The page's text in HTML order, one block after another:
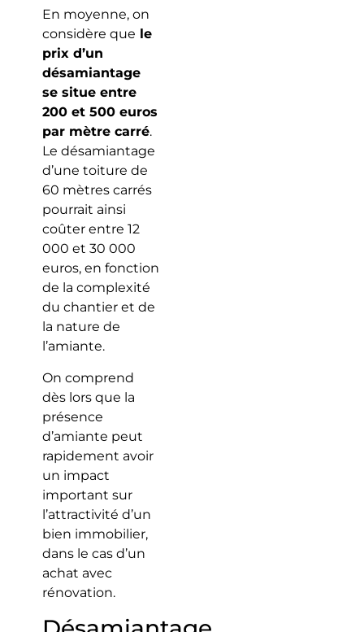
En moyenne, on
considère que le
prix d’un
désamiantage
se situe entre
200 et 500 euros
par mètre carré.
Le désamiantage
d’une toiture de
60 mètres carrés
pourrait ainsi
coûter entre 12
000 et 30 000
euros, en fonction
de la complexité
du chantier et de
la nature de
l’amiante.
On comprend
dès lors que la
présence
d’amiante peut
rapidement avoir
un impact
important sur
l’attractivité d’un
bien immobilier,
dans le cas d’un
achat avec
rénovation.